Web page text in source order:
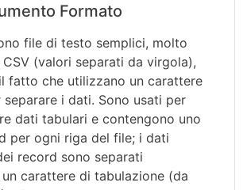
Formato
file di testo semplici, molto
(valori separati da virgola),
fatto che utilizzano un carattere
i dati. Sono usati per
dati tabulari e contengono uno
per ogni riga del file; i dati
record sono separati
carattere di tabulazione (da